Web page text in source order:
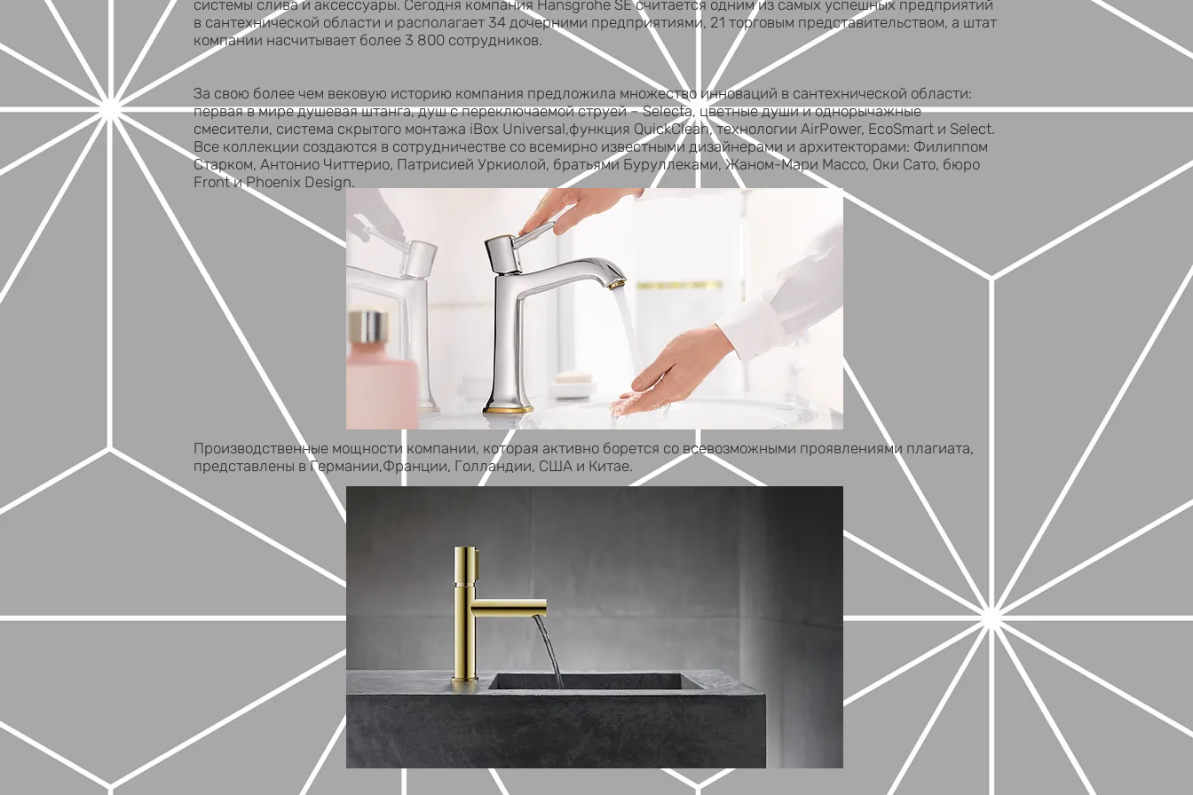
системы слива и аксессуары. Сегодня компания Hansgrohe SE считается одним из самых успешных предприятий
в сантехнической области и располагает 34 дочерними предприятиями, 21 торговым представительством, а штат
компании насчитывает более 3 800 сотрудников.
За свою более чем вековую историю компания предложила множество инноваций в сантехнической области:
первая в мире душевая штанга, душ с переключаемой струей – Selecta, цветные души и однорычажные
смесители, система скрытого монтажа iBox Universal,функция QuickClean, технологии AirPower, EcoSmart и Select.
Все коллекции создаются в сотрудничестве со всемирно известными дизайнерами и архитекторами: Филиппом
Старком, Антонио Читтерио, Патрисией Уркиолой, братьями Буруллеками, Жаном-Мари Массо, Оки Сато, бюро
Front и Phoenix Design.
Производственные мощности компании, которая активно борется со всевозможными проявлениями плагиата,
представлены в Германии,Франции, Голландии, США и Китае.